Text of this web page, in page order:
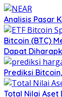
Analisis Pasar
Bitcoin (BTC)
Dapat
Prediksi
Total Nilai Aset